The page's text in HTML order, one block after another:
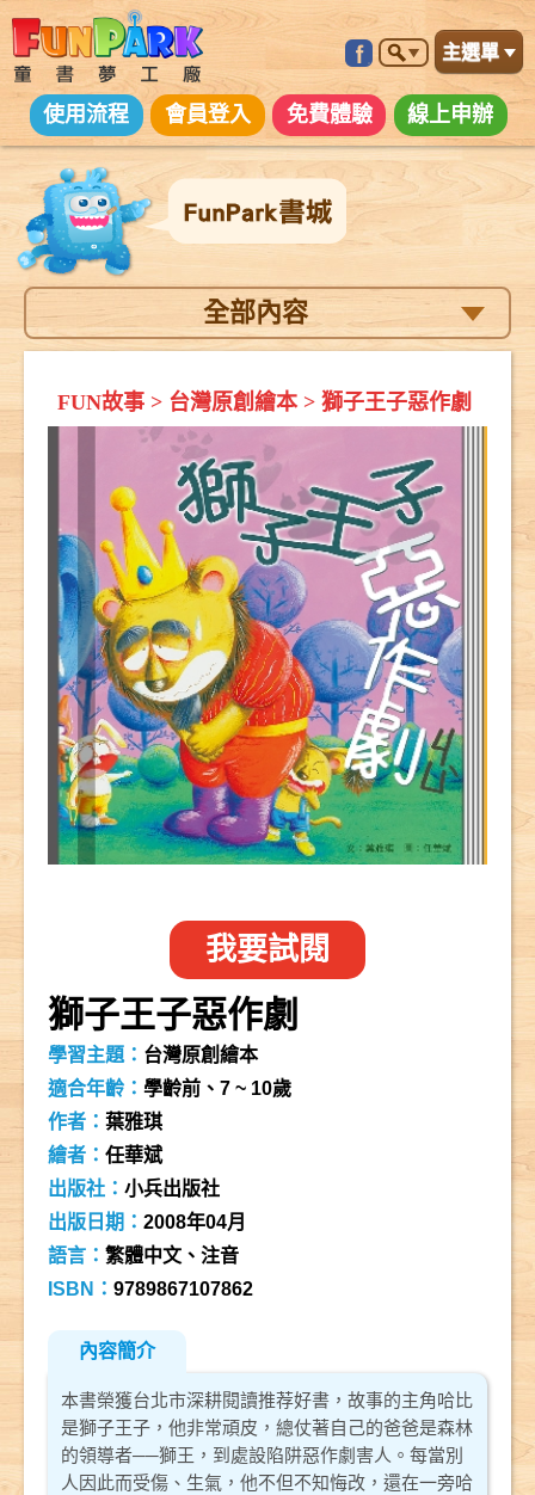
主選單
線上申辦
免費體驗
會員登入
使用流程
全部內容
FUN故事> 台灣原創繪本> 獅子王子惡作劇
我要試閱
獅子王子惡作劇
學習主題： 台灣原創繪本
適合年齡：學齡前、7 ~ 10歲
作者：葉雅琪
繪者：任華斌
出版社：小兵出版社
出版日期：2008年04月
語言：繁體中文、注音
ISBN：9789867107862
內容簡介
本書榮獲台北市深耕閱讀推荐好書，故事的主角哈比
是獅子王子，他非常頑皮，總仗著自己的爸爸是森林
的領導者──獅王，到處設陷阱惡作劇害人。每當別
人因此而受傷、生氣，他不但不知悔改，還在一旁哈